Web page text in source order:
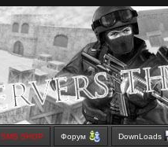
SMS SHOP Форум DownLoads